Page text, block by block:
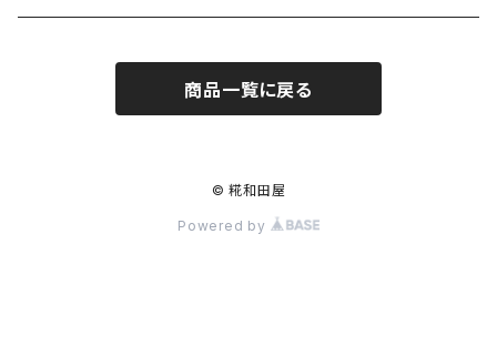
商品一覧に戻る
© 糀和田屋
Powered by